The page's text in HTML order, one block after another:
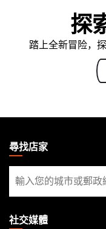
探
踏上全新冒险，
THE
GATHERING
FOOTER
尋找店家
尋
找
家
社交媒體